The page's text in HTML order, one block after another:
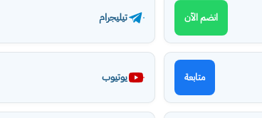
انضم الآن تيليجرام
متابعة يوتيوب